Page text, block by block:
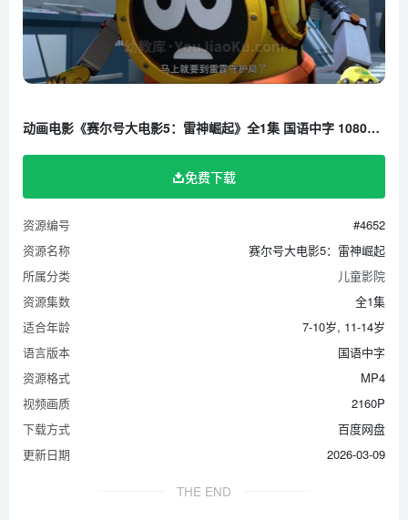
动画电影《赛尔号大电影5：雷神崛起》全1集 国语中字 1080P/MP4/1.60G 百度云网盘下载
免费下载
资源编号
#4652
资源名称
赛尔号大电影5：雷神崛起
所属分类
儿童影院
资源集数
全1集
适合年龄
7-10岁, 11-14岁
语言版本
国语中字
资源格式
MP4
视频画质
2160P
下载方式
百度网盘
更新日期
2026-03-09
THE END